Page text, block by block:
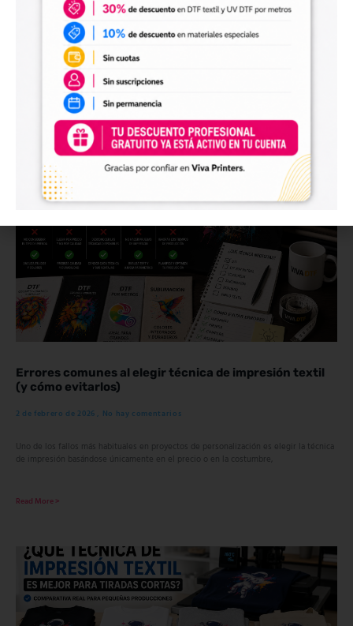
3 de febrero de 2026 No hay comentarios
Durante años, la personalización de objetos rígidos como botellas, tazas, carcasas,
placas, metacrilatos o envases se basaba en técnicas como la serigrafía, el
tampografiado o
Errores comunes al elegir técnica de impresión textil
(y cómo evitarlos)
2 de febrero de 2026 No hay comentarios
Uno de los fallos más habituales en proyectos de personalización es elegir la técnica
de impresión basándose únicamente en el precio o en la costumbre,
Read More >